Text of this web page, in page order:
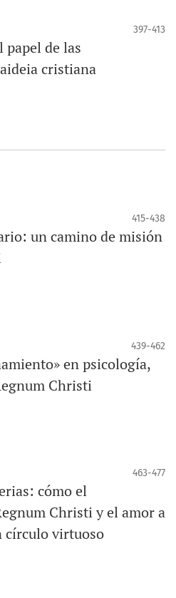
397-413
papel de las
cristiana
415-438
un camino de misión
439-462
en psicología,
Christi
463-477
cómo el
Christi y el amor a
círculo virtuoso